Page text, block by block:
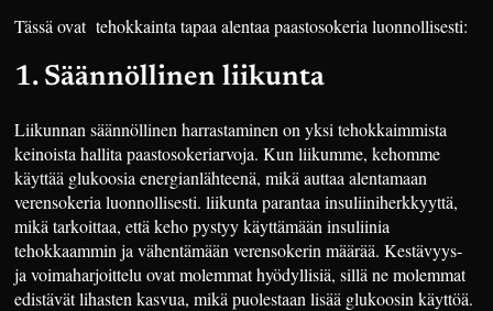
Tässä ovat tehokkainta tapaa alentaa paastosokeria luonnollisesti:
1. Säännöllinen liikunta
Liikunnan säännöllinen harrastaminen on yksi tehokkaimmista
keinoista hallita paastosokeriarvoja. Kun liikumme, kehomme
käyttää glukoosia energianlähteenä, mikä auttaa alentamaan
verensokeria luonnollisesti. liikunta parantaa insuliiniherkkyyttä,
mikä tarkoittaa, että keho pystyy käyttämään insuliinia
tehokkaammin ja vähentämään verensokerin määrää. Kestävyys-
ja voimaharjoittelu ovat molemmat hyödyllisiä, sillä ne molemmat
edistävät lihasten kasvua, mikä puolestaan lisää glukoosin käyttöä.